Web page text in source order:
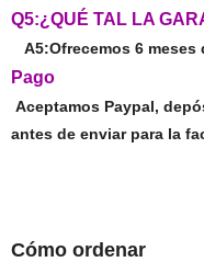
Q5:¿QUÉ TAL LA
A5:Ofrecemos 6 meses
Pago
Aceptamos Paypal,
antes de enviar para la
Cómo ordenar